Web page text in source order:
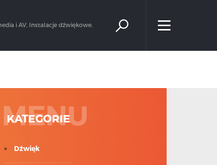
i AV, Instalacje dźwiękowe.
MENU
KATEGORIE
Dźwięk